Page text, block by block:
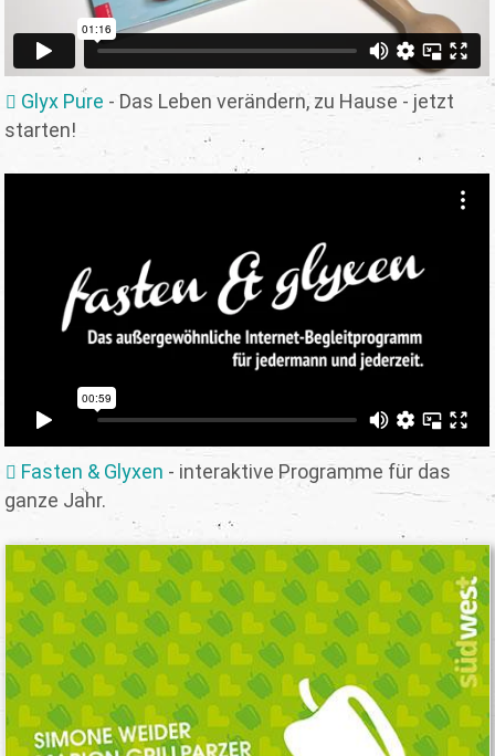
Glyx Pure - Das Leben verändern, zu Hause - jetzt
starten!
Fasten & Glyxen - interaktive Programme für das
ganze Jahr.